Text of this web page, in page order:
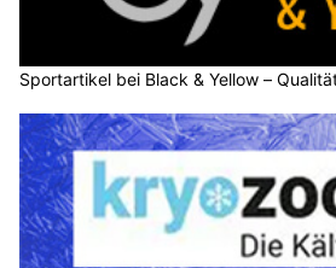
Sportartikel bei Black & Yellow –